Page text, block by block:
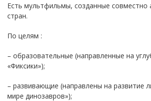
Есть мультфильмы, созданные совместно
стран.
По целям :
– образовательные (направленные на
«Фиксики»);
– развивающие (направлены на развитие
мире динозавров»);